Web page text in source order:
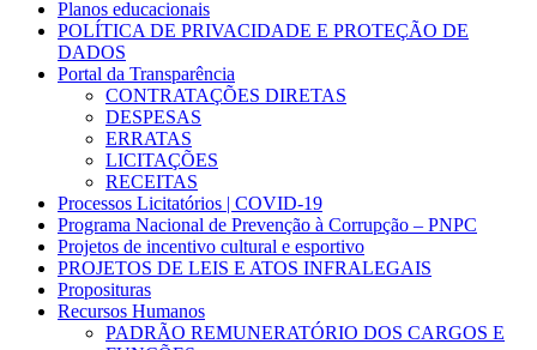
Planos educacionais
POLÍTICA DE PRIVACIDADE E PROTEÇÃO DE
DADOS
Portal da Transparência
CONTRATAÇÕES DIRETAS
DESPESAS
ERRATAS
LICITAÇÕES
RECEITAS
Processos Licitatórios | COVID-19
Programa Nacional de Prevenção à Corrupção – PNPC
Projetos de incentivo cultural e esportivo
PROJETOS DE LEIS E ATOS INFRALEGAIS
Proposituras
Recursos Humanos
PADRÃO REMUNERATÓRIO DOS CARGOS E